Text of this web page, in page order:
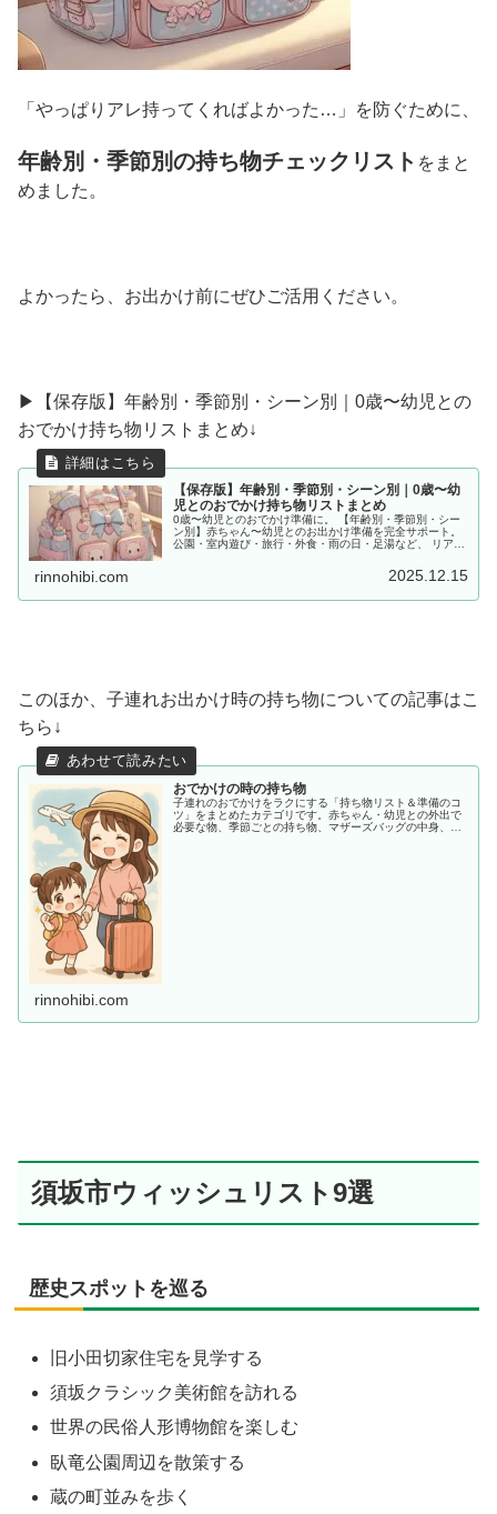
「やっぱりアレ持ってくればよかった…」を防ぐために、
年齢別・季節別の持ち物チェックリスト をまと
めました。
よかったら、お出かけ前にぜひご活用ください。
▶︎【保存版】年齢別・季節別・シーン別｜0歳〜幼児との
おでかけ持ち物リストまとめ↓
【保存版】年齢別・季節別・シーン別｜0歳〜幼
児とのおでかけ持ち物リストまとめ
0歳〜幼児とのおでかけ準備に。 【年齢別・季節別・シー
ン別】赤ちゃん〜幼児とのお出かけ準備を完全サポート。
公園・室内遊び・旅行・外食・雨の日・足湯など、 リアル
rinnohibi.com 2025.12.15
このほか、子連れお出かけ時の持ち物についての記事はこ
ちら↓
おでかけの時の持ち物
子連れのおでかけをラクにする「持ち物リスト＆準備のコ
ツ」をまとめたカテゴリです。赤ちゃん・幼児との外出で
必要な物、季節ごとの持ち物、マザーズバッグの中身、あ
rinnohibi.com
須坂市ウィッシュリスト9選
歴史スポットを巡る
旧小田切家住宅を見学する
須坂クラシック美術館を訪れる
世界の民俗人形博物館を楽しむ
臥竜公園周辺を散策する
蔵の町並みを歩く